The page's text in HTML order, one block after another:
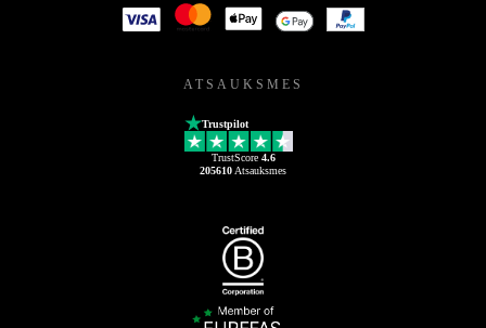
ATSAUKSMES
Trustpilot
TrustScore 4.6
205610 Atsauksmes